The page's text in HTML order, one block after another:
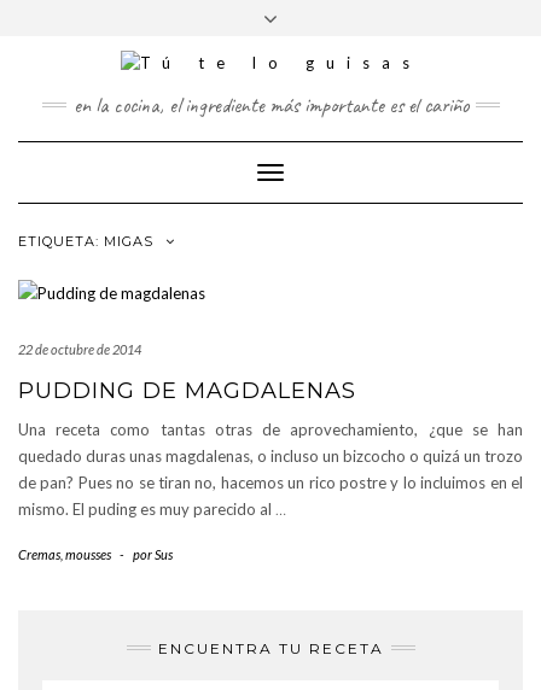
TWITTERPINTEREST
cabecera
en la cocina, el ingrediente más importante es el cariño
Cambiar
modo
ETIQUETA: MIGAS
22 de octubre de 2014
PUDDING DE MAGDALENAS
Una receta como tantas otras de aprovechamiento, ¿que se han
quedado duras unas magdalenas, o incluso un bizcocho o quizá un trozo
de pan? Pues no se tiran no, hacemos un rico postre y lo incluimos en el
mismo. El puding es muy parecido al …
Cremas, mousses - porSus
ENCUENTRA TU RECETA